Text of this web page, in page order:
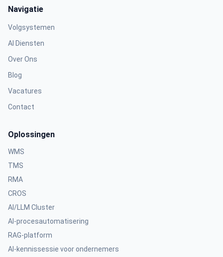
Navigatie
Volgsystemen
AI Diensten
Over Ons
Blog
Vacatures
Contact
Oplossingen
WMS
TMS
RMA
CROS
AI/LLM Cluster
AI-procesautomatisering
RAG-platform
AI-kennissessie voor ondernemers